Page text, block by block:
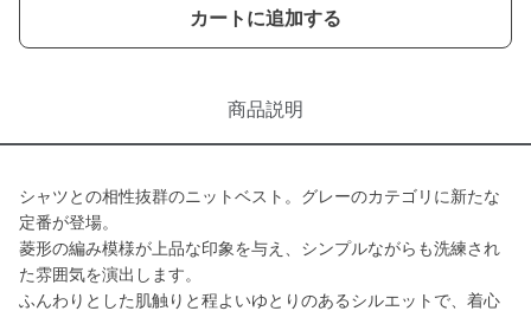
カートに追加する
商品説明
シャツとの相性抜群のニットベスト。グレーのカテゴリに新たな
定番が登場。
菱形の編み模様が上品な印象を与え、シンプルながらも洗練され
た雰囲気を演出します。
ふんわりとした肌触りと程よいゆとりのあるシルエットで、着心